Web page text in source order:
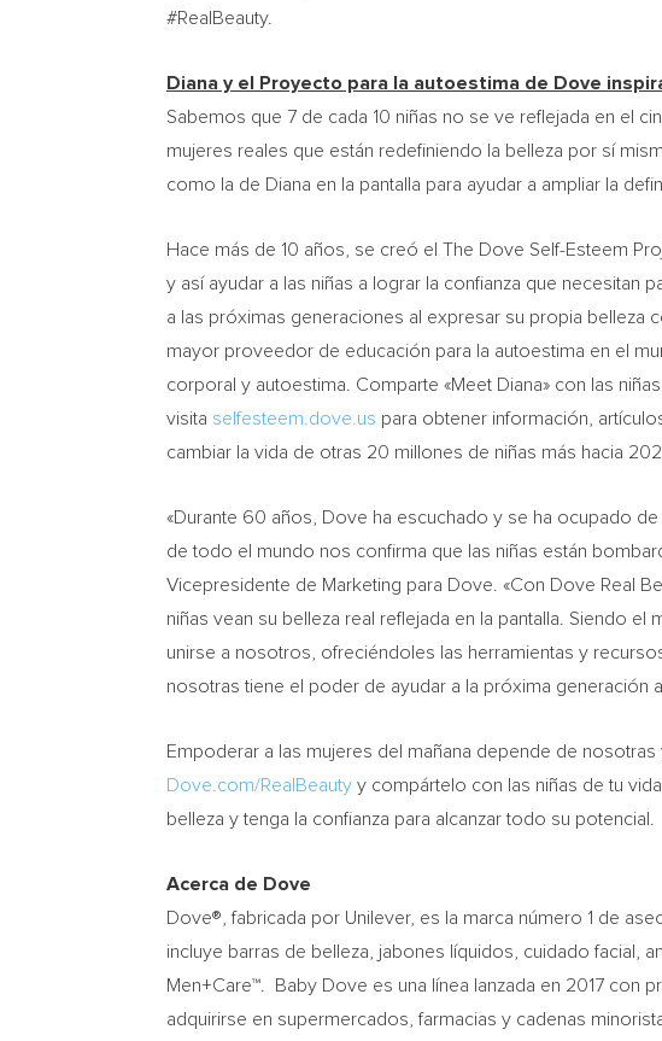
#RealBeauty.
Diana y el Proyecto para la autoestima de Dove
Sabemos que 7 de cada 10 niñas no se ve reflejada en el
mujeres reales que están redefiniendo la belleza por sí
como la de Diana en la pantalla para ayudar a ampliar la
Hace más de 10 años, se creó el The Dove Self-Esteem
y así ayudar a las niñas a lograr la confianza que
a las próximas generaciones al expresar su propia belleza
mayor proveedor de educación para la autoestima en el
corporal y autoestima. Comparte «Meet Diana» con las
visita selfesteem.dove.us para obtener información,
cambiar la vida de otras 20 millones de niñas más hacia
«Durante 60 años, Dove ha escuchado y se ha ocupado
de todo el mundo nos confirma que las niñas están
Vicepresidente de Marketing para Dove. «Con Dove Real
niñas vean su belleza real reflejada en la pantalla. Siendo
unirse a nosotros, ofreciéndoles las herramientas y
nosotras tiene el poder de ayudar a la próxima generación
Empoderar a las mujeres del mañana depende de
Dove.com/RealBeauty y compártelo con las niñas de tu
belleza y tenga la confianza para alcanzar todo su potencial.
Acerca de Dove
Dove®, fabricada por Unilever, es la marca número 1 de
incluye barras de belleza, jabones líquidos, cuidado facial,
Men+Care™.
Baby Dove es una línea lanzada en 2017 con
adquirirse en supermercados, farmacias y cadenas